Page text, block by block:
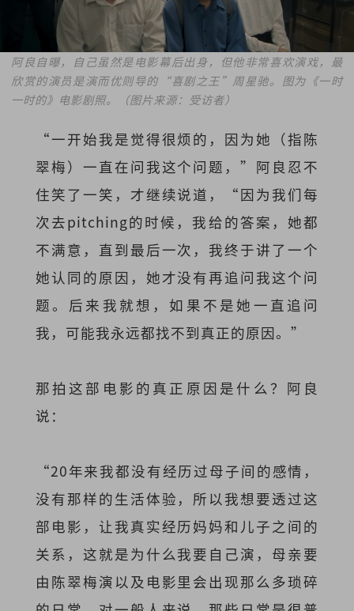
阿良自曝，自己虽然是电影幕后出身，但他非常喜欢演戏，最
欣赏的演员是演而优则导的“喜剧之王”周星驰。图为《一时
一时的》电影剧照。（图片来源：受访者）
“一开始我是觉得很烦的，因为她（指陈
翠梅）一直在问我这个问题，”阿良忍不
住笑了一笑，才继续说道，“因为我们每
次去pitching的时候，我给的答案，她都
不满意，直到最后一次，我终于讲了一个
她认同的原因，她才没有再追问我这个问
题。后来我就想，如果不是她一直追问
我，可能我永远都找不到真正的原因。”
那拍这部电影的真正原因是什么？阿良
说：
“20年来我都没有经历过母子间的感情，
没有那样的生活体验，所以我想要透过这
部电影，让我真实经历妈妈和儿子之间的
关系，这就是为什么我要自己演，母亲要
由陈翠梅演以及电影里会出现那么多琐碎